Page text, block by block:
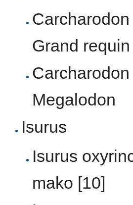
Grand
Megalodon
Isurus
Isurus
mako [10]